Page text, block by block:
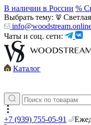
В наличии в России %
Выбрать тему:
Светлая
Чаты и соц. сети:
Каталог
+7 (939) 755-05-91